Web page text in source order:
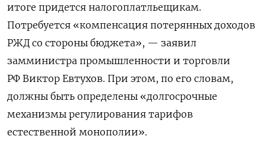
итоге придется налогоплатльещикам.
Потребуется «компенсация потерянных доходов
РЖД со стороны бюджета», — заявил
замминистра промышленности и торговли
РФ Виктор Евтухов. При этом, по его словам,
должны быть определены «долгосрочные
механизмы регулирования тарифов
естественной монополии».